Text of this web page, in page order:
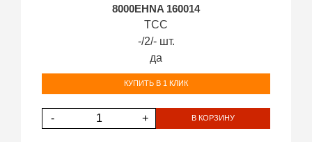
8000EHNA 160014
ТСС
-/2/- шт.
да
КУПИТЬ В 1 КЛИК
- + В КОРЗИНУ